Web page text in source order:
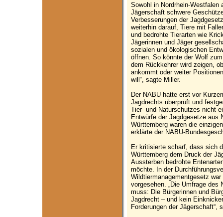
Sowohl in Nordrhein-Westfalen
Jägerschaft schwere
Verbesserungen der
weiterhin darauf, Tiere mit
und bedrohte Tierarten wie
Jägerinnen und Jäger
sozialen und ökologischen
öffnen. So könnte der Wolf
dem Rückkehrer wird zeigen,
ankommt oder weiter
will“, sagte Miller.
Der NABU hatte erst vor
Jagdrechts überprüft und
Tier- und Naturschutzes nicht
Entwürfe der Jagdgesetze aus
Württemberg waren die
erklärte der NABU-
Er kritisierte scharf, dass sich
Württemberg dem Druck der
Aussterben bedrohte
möchte. In der
Wildtiermanagementgesetz
vorgesehen. „Die Umfrage des
muss: Die Bürgerinnen und
Jagdrecht – und kein
Forderungen der Jägerschaft“,